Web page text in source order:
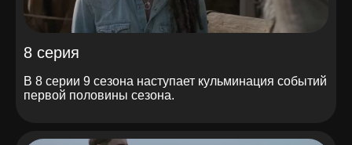
8 серия
В 8 серии 9 сезона наступает кульминация событий
первой половины сезона.